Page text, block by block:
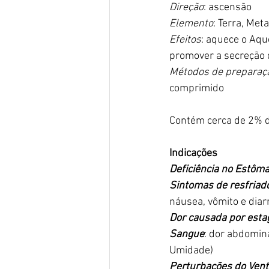
Direção: ascensão
Elemento: Terra,
Efeitos: aquece o
promover a secreção
Métodos de
comprimido
Contém cerca de 2%
Indicações
Deficiência no
Sintomas de
náusea, vômito e
Dor causada por
Sangue: dor
Umidade)